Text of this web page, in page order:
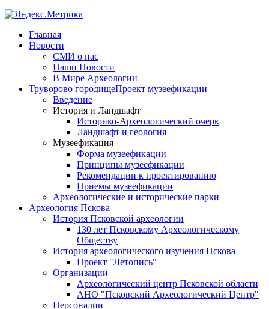
Главная
Новости
СМИ о нас
Наши Новости
В Мире Археологии
Труворово городищеПроект музеефикации
Введение
История и Ландшафт
Историко-Археологический очерк
Ландшафт и геология
Музеефикация
Форма музеефикации
Принципы музеефикации
Рекомендации к проектированию
Приемы музеефикации
Археологические и исторические парки
Археология Пскова
История Псковской археологии
130 лет Псковскому Археологическому
Обществу
История археологического изучения Пскова
Проект "Летопись"
Организации
Археологический центр Псковской области
АНО "Псковский Археологический Центр"
Персоналии